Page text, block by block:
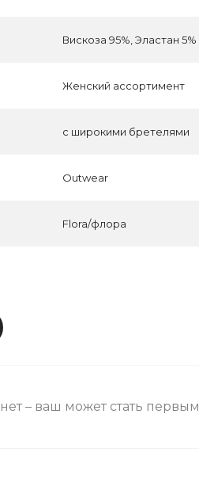
Вискоза 95%, Эластан 5%
Женский ассортимент
с широкими бретелями
Outwear
Flora/флора
– ваш может стать первым